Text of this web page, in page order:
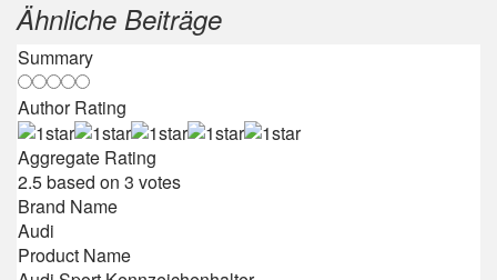
Ähnliche Beiträge
Summary
Author Rating
Aggregate Rating
2.5based on 3 votes
Brand Name
Audi
Product Name